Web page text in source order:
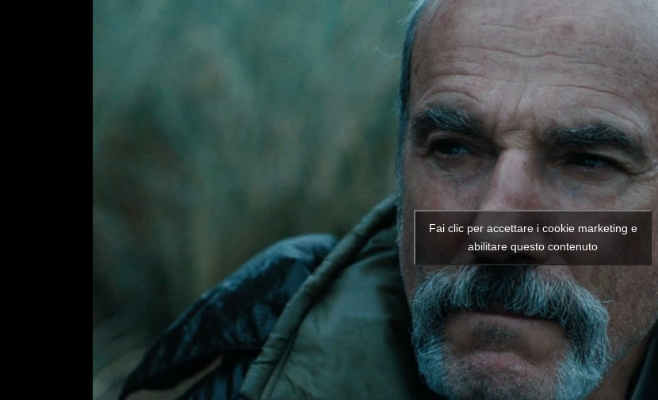
Fai clic per accettare i cookie marketing e
abilitare questo contenuto